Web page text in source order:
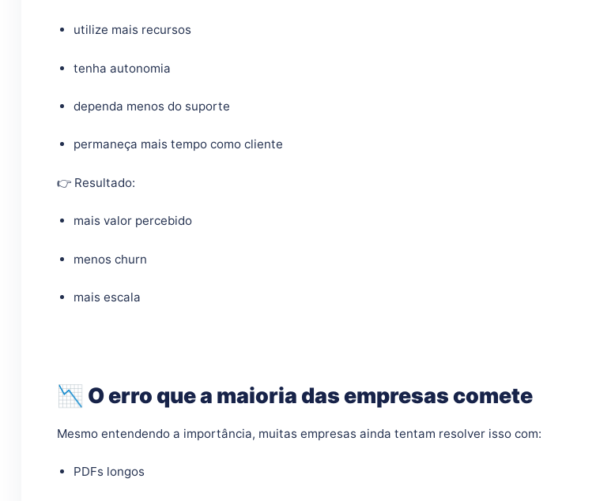
utilize mais recursos
tenha autonomia
dependa menos do suporte
permaneça mais tempo como cliente
👉 Resultado:
mais valor percebido
menos churn
mais escala
📉 O erro que a maioria das empresas comete
Mesmo entendendo a importância, muitas empresas ainda tentam resolver isso com:
PDFs longos